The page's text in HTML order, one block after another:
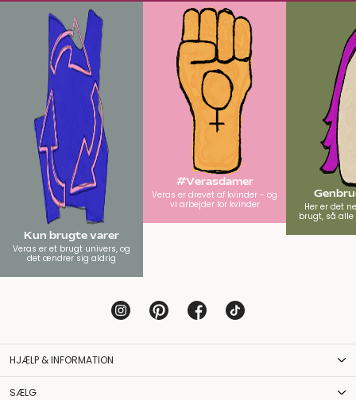
Kun brugte varer
Veras er et brugt univers, og
det ændrer sig aldrig
#Verasdamer
Veras er drevet af kvinder - og
vi arbejder for kvinder
Her er det
brugt, så
HJÆLP & INFORMATION
SÆLG